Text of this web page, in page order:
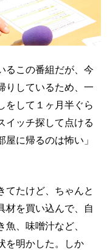
るこの番組だが、今
りしているため、一
をして１ヶ月半ぐら
イッチ探して点ける
に帰るのは怖い」
てたけど、ちゃんと
材を買い込んで、自
、味噌汁など、
を明かした。しか